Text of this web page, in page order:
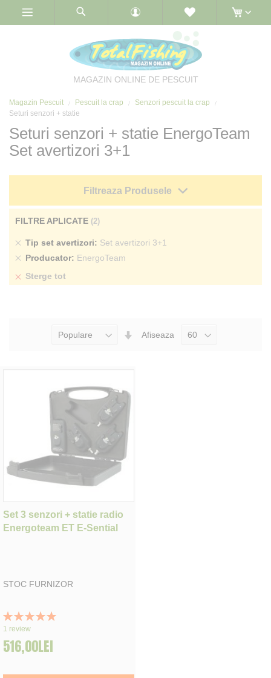
MAGAZIN ONLINE DE PESCUIT
Magazin Pescuit Pescuit la crap
Senzori pescuit la crap
Seturi senzori + statie
Seturi senzori + statie EnergoTeam
Set avertizori 3+1
Seteaza
Afiseaza
Set 3 senzori + statie radio
Energoteam ET E-Sential
STOC FURNIZOR
Rating:
100%
1 review
516,00LEI
Filtreaza Produsele
FILTRE APLICATE
Tip set avertizori Set avertizori 3+1
Sterge
produs
Producator EnergoTeam
Sterge
Sterge tot